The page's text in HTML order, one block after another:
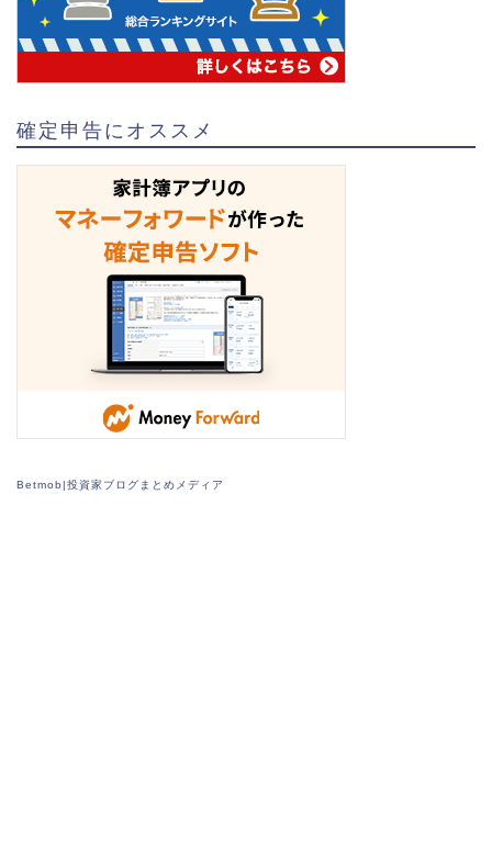
確定申告にオススメ
Betmob|投資家ブログまとめメディア